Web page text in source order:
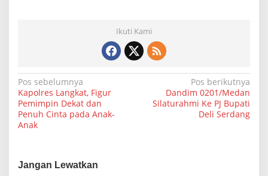
Ikuti Kami
N
a
v
a
Pos sebelumnya
Kapolres Langkat, Figur
Pemimpin Dekat dan
Penuh Cinta pada Anak-
Anak
Pos berikutnya
Dandim 0201/Medan
Silaturahmi Ke PJ Bupati
Deli Serdang
Jangan Lewatkan